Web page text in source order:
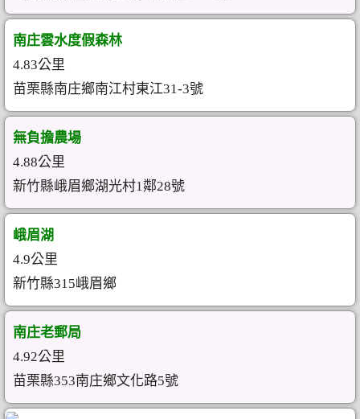
南庄雲水度假森林
4.83公里
苗栗縣南庄鄉南江村東江31-3號
無負擔農場
4.88公里
新竹縣峨眉鄉湖光村1鄰28號
峨眉湖
4.9公里
新竹縣315峨眉鄉
南庄老郵局
4.92公里
苗栗縣353南庄鄉文化路5號